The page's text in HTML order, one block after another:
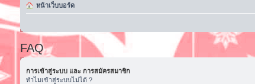
หน้าเว็บบอร์ด
FAQ
การเข้าสู่ระบบ และ การสมัครสมาชิก
ทำไมเข้าสู่ระบบไม่ได้ ?